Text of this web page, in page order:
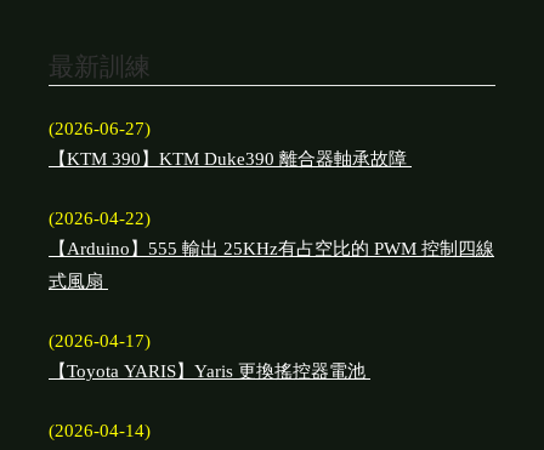
最新訓練
(2026-06-27)
【KTM 390】KTM Duke390 離合器軸承故障
(2026-04-22)
【Arduino】555 輸出 25KHz有占空比的 PWM 控制四線
式風扇
(2026-04-17)
【Toyota YARIS】Yaris 更換搖控器電池
(2026-04-14)